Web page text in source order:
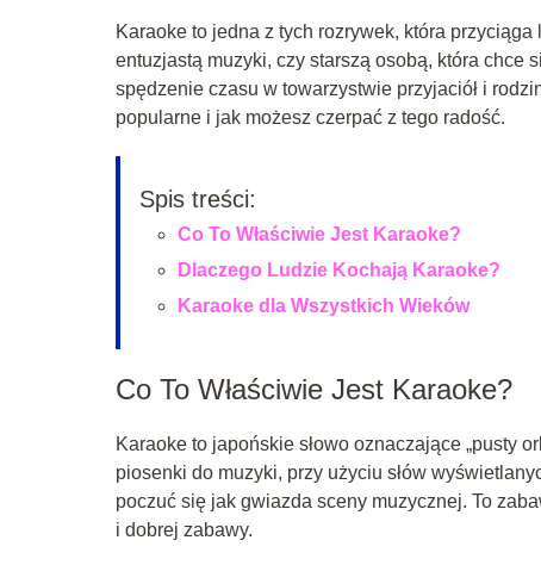
Karaoke to jedna z tych rozrywek, która
entuzjastą muzyki, czy starszą osobą, która chce
spędzenie czasu w towarzystwie przyjaciół i
popularne i jak możesz czerpać z tego radość.
Spis treści:
Co To Właściwie Jest Karaoke?
Dlaczego Ludzie Kochają Karaoke?
Karaoke dla Wszystkich Wieków
Co To Właściwie Jest Karaoke?
Karaoke to japońskie słowo oznaczające „pusty
piosenki do muzyki, przy użyciu słów
poczuć się jak gwiazda sceny muzycznej. To
i dobrej zabawy.